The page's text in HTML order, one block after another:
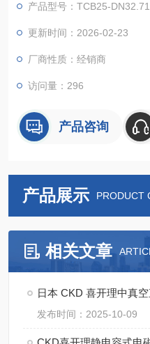
心优势，覆盖25mm至
有害流体、脱脂流体等各类介
产品型号：TCB25-
更新时间：2026-02-23
厂商性质：经销商
访问量：296
产品咨询
产品展示 PRODUCT
相关文章
日本 CKD 喜开理中真
发布时间：2025-10-09